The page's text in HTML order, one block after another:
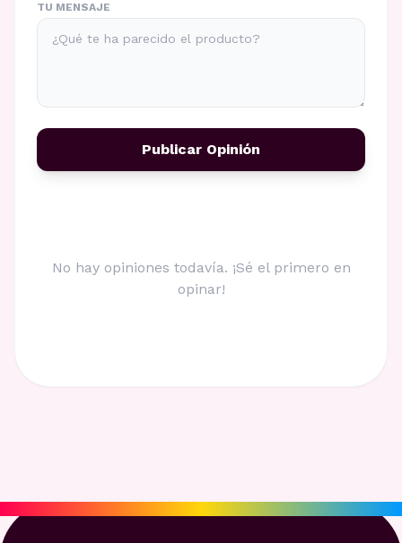
TU MENSAJE
Publicar Opinión
No hay opiniones todavía. ¡Sé el primero en
opinar!